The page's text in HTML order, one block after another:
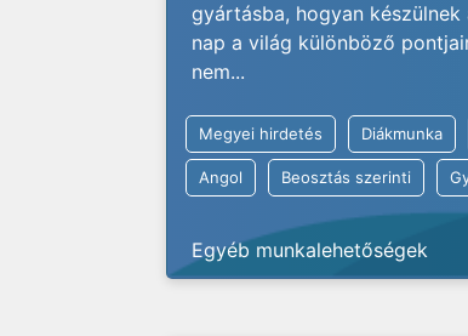
gyártásba, hogyan
nap a világ különböző
nem...
Megyei hirdetés Diákmunka
Angol Beosztás szerinti
Egyéb munkalehetőségek